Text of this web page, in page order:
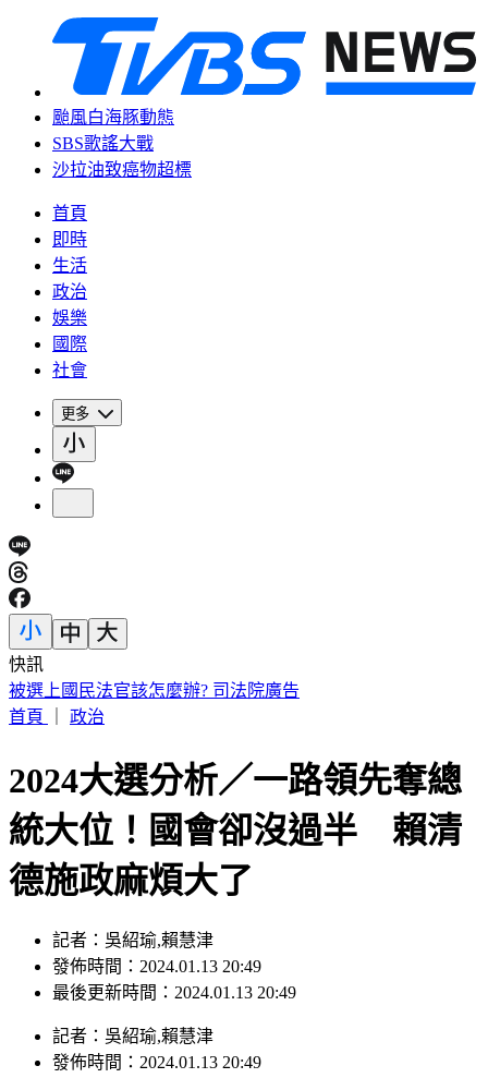
颱風白海豚動態
SBS歌謠大戰
沙拉油致癌物超標
首頁
即時
生活
政治
娛樂
國際
社會
更多
快訊
國1彰化「3車連環撞」！休旅車扭成廢鐵 駕駛受困骨折
首頁
政治
2024大選分析／一路領先奪總
統大位！國會卻沒過半 賴清
德施政麻煩大了
記者：吳紹瑜,賴慧津
發佈時間：2024.01.13 20:49
最後更新時間：2024.01.13 20:49
記者 ： 吳紹瑜,賴慧津
發佈時間： 2024.01.13 20:49